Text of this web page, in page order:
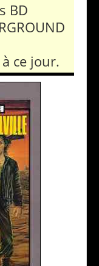
BD
ce jour.